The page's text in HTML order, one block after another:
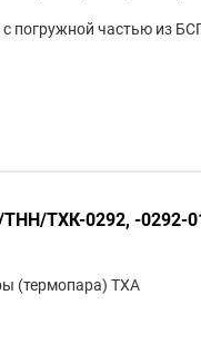
частью из
ТХК-0292, -0292-
(термопара) ТХА